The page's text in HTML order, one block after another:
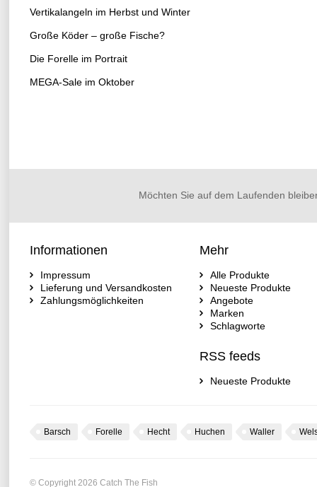
Vertikalangeln im Herbst und Winter
Große Köder – große Fische?
Die Forelle im Portrait
MEGA-Sale im Oktober
Möchten Sie auf dem Laufenden
Informationen
Impressum
Lieferung und Versandkosten
Zahlungsmöglichkeiten
Mehr
Alle Produkte
Neueste Produkte
Angebote
Marken
Schlagworte
RSS feeds
Neueste Produkte
Barsch Forelle Hecht Huchen Waller
© Copyright 2026 Catch The Fish